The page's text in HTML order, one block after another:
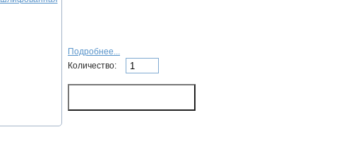
Подробнее...
Количество: